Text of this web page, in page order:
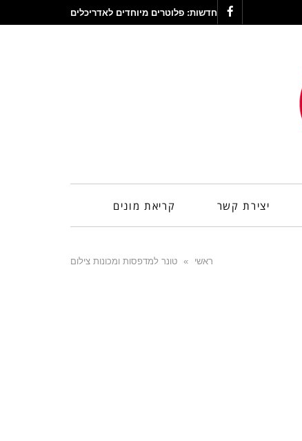
Facebook
חדשות: פלוטרים מיוחדים לאדריכלים
יצירת קשר קריאת מונים
ראשי » טונר למדפסות ומכונות צילום